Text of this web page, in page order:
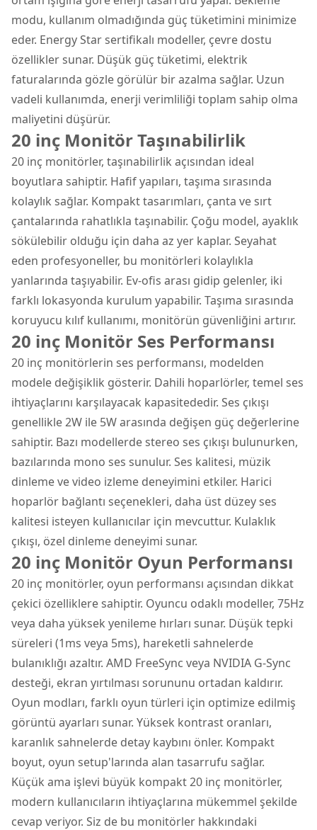
modu, kullanım olmadığında güç tüketimini minimize
eder. Energy Star sertifikalı modeller, çevre dostu
özellikler sunar. Düşük güç tüketimi, elektrik
faturalarında gözle görülür bir azalma sağlar. Uzun
vadeli kullanımda, enerji verimliliği toplam sahip olma
maliyetini düşürür.
20 inç Monitör Taşınabilirlik
20 inç monitörler, taşınabilirlik açısından ideal
boyutlara sahiptir. Hafif yapıları, taşıma sırasında
kolaylık sağlar. Kompakt tasarımları, çanta ve sırt
çantalarında rahatlıkla taşınabilir. Çoğu model, ayaklık
sökülebilir olduğu için daha az yer kaplar. Seyahat
eden profesyoneller, bu monitörleri kolaylıkla
yanlarında taşıyabilir. Ev-ofis arası gidip gelenler, iki
farklı lokasyonda kurulum yapabilir. Taşıma sırasında
koruyucu kılıf kullanımı, monitörün güvenliğini artırır.
20 inç Monitör Ses Performansı
20 inç monitörlerin ses performansı, modelden
modele değişiklik gösterir. Dahili hoparlörler, temel ses
ihtiyaçlarını karşılayacak kapasitededir. Ses çıkışı
genellikle 2W ile 5W arasında değişen güç değerlerine
sahiptir. Bazı modellerde stereo ses çıkışı bulunurken,
bazılarında mono ses sunulur. Ses kalitesi, müzik
dinleme ve video izleme deneyimini etkiler. Harici
hoparlör bağlantı seçenekleri, daha üst düzey ses
kalitesi isteyen kullanıcılar için mevcuttur. Kulaklık
çıkışı, özel dinleme deneyimi sunar.
20 inç Monitör Oyun Performansı
20 inç monitörler, oyun performansı açısından dikkat
çekici özelliklere sahiptir. Oyuncu odaklı modeller, 75Hz
veya daha yüksek yenileme hırları sunar. Düşük tepki
süreleri (1ms veya 5ms), hareketli sahnelerde
bulanıklığı azaltır. AMD FreeSync veya NVIDIA G-Sync
desteği, ekran yırtılması sorununu ortadan kaldırır.
Oyun modları, farklı oyun türleri için optimize edilmiş
görüntü ayarları sunar. Yüksek kontrast oranları,
karanlık sahnelerde detay kaybını önler. Kompakt
boyut, oyun setup'larında alan tasarrufu sağlar.
Küçük ama işlevi büyük kompakt 20 inç monitörler,
modern kullanıcıların ihtiyaçlarına mükemmel şekilde
cevap veriyor. Siz de bu monitörler hakkındaki